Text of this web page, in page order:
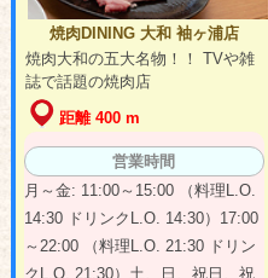
焼肉DINING 大和 袖ヶ浦店
焼肉大和の五大名物！！ TVや雑
誌で話題の焼肉店
距離 400 m
営業時間
月～金: 11:00～15:00 （料理L.O.
14:30 ドリンクL.O. 14:30）17:00
～22:00 （料理L.O. 21:30 ドリン
クL.O. 21:30）土、日、祝日、祝